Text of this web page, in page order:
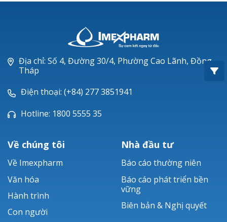
Piperacillin
Ticarlinat®
Zobacta®
Bacsulfo®
Địa chỉ: Số 4, Đường 30/4, Phường Cao Lãnh, Đồng
Tháp
Điện thoại: (+84) 277 3851941
Hotline: 1800 5555 35
Về chúng tôi
Về Imexpharm
Văn hóa
Hành trình
Con người
Nhà đầu tư
Báo cáo thường niên
Báo cáo phát triển bền
vững
Biên bản & Nghị quyết